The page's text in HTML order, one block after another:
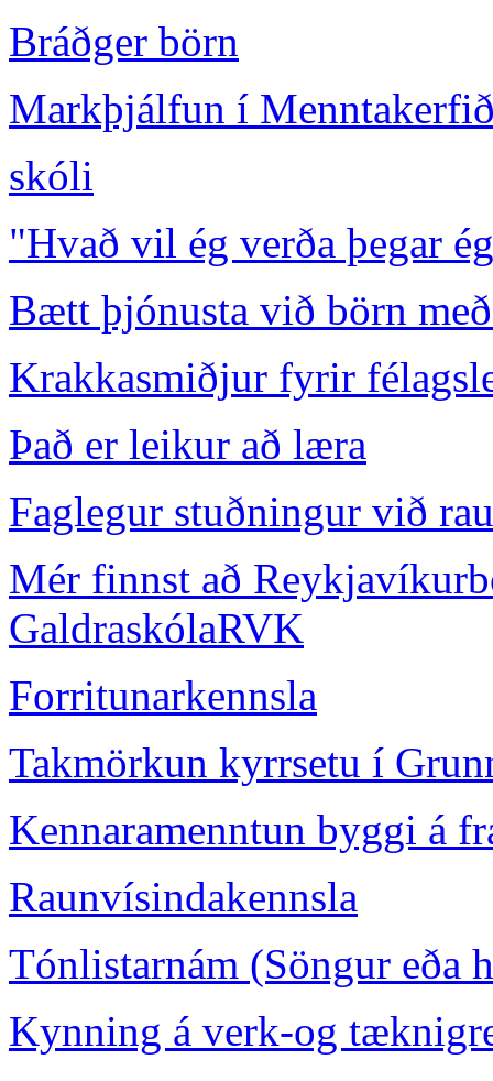
Bráðger börn
Markþjálfun í
skóli
"Hvað vil ég verða þegar
Bætt þjónusta við börn
Krakkasmiðjur fyrir
Það er leikur að læra
Faglegur stuðningur við
Mér finnst að
GaldraskólaRVK
Forritunarkennsla
Takmörkun kyrrsetu í
Kennaramenntun byggi á
Raunvísindakennsla
Tónlistarnám (Söngur
Kynning á verk-og